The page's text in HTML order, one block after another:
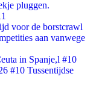
pluggen.
voor de borstcrawl
aan vanwege
in Spanje,l #10
#10 Tussentijdse